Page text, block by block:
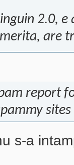
2.0,
are
report
s-a